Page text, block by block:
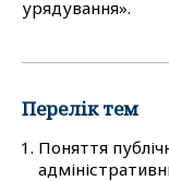
урядування».
Перелік тем
Поняття